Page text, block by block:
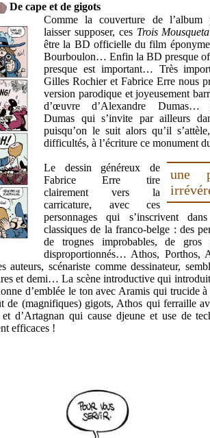
De cape et de gigots
Comme la couverture de l’album
laisser supposer, ces Trois
être la BD officielle du film
Bourboulon… Enfin la BD presque
presque est important… Très
Gilles Rochier et Fabrice Erre nous
version parodique et joyeusement
d’œuvre d’Alexandre Dumas…
Dumas qui s’invite par ailleurs
puisqu’on le suit alors qu’il
difficultés, à l’écriture ce monument
une
Le dessin généreux de
Fabrice Erre tire
clairement vers la
carricature, avec ces
personnages qui s’inscrivent
classiques de la franco-belge : des
de trognes improbables, de
disproportionnés… Athos, Porthos,
auteurs, scénariste comme dessinateur,
et demi… La scène introductive qui
d’emblée le ton avec Aramis qui trucide
de (magnifiques) gigots, Athos qui ferraille
d’Artagnan qui cause djeune et use de
efficaces !